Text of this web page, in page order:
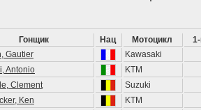
Гонщик Нац Мотоцикл
Gautier
Kawasaki
Antonio
KTM
Clement
Suzuki
Ken
KTM